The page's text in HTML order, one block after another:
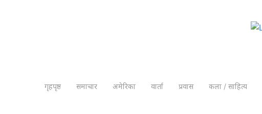
गृहपृष्ठ समाचार अमेरिका वार्ता प्रवास कला / साहित्य